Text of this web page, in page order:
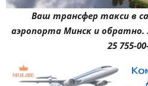
Ваш трансфер такси в
аэропорта Минск и обратно.
25 755-